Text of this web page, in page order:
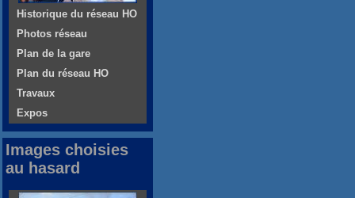
Historique du réseau HO
Photos réseau
Plan de la gare
Plan du réseau HO
Travaux
Expos
Images choisies
au hasard